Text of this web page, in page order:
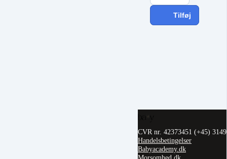
Tilføj
CVR nr. 42373451 (+45)
Handelsbetingelser
Babyacademy.dk
Morsomhed.dk